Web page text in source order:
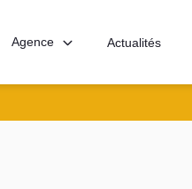
Agence Actualités